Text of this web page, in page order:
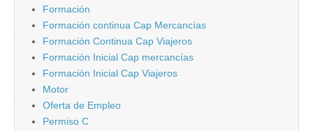
Formación
Formación continua Cap Mercancí­as
Formación Continua Cap Viajeros
Formación Inicial Cap mercancí­as
Formación Inicial Cap Viajeros
Motor
Oferta de Empleo
Permiso C